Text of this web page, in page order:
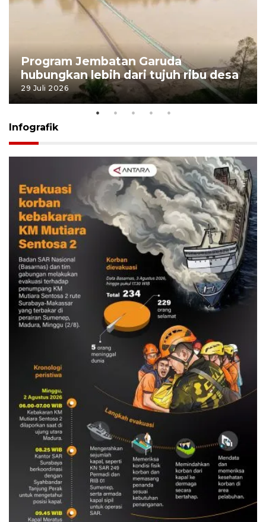
Program Jembatan Garuda
hubungkan lebih dari tujuh ribu desa
29 Juli 2026
Infografik